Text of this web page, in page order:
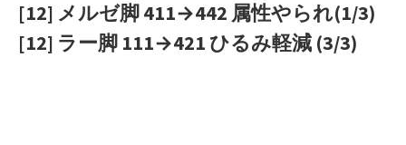
[12] メルゼ脚 411→442 属性やられ(1/3)
[12] ラー脚 111→421 ひるみ軽減 (3/3)